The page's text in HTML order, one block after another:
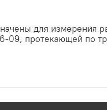
для измерения
09, протекающей по